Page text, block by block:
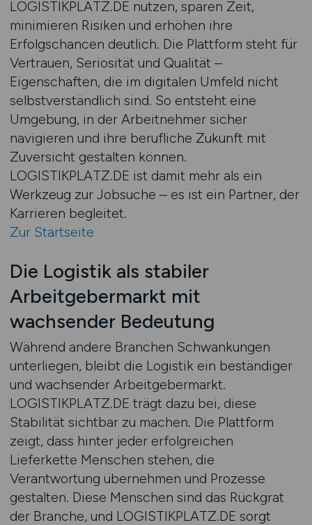
LOGISTIKPLATZ.DE nutzen, sparen Zeit,
minimieren Risiken und erhöhen ihre
Erfolgschancen deutlich. Die Plattform steht für
Vertrauen, Seriosität und Qualität –
Eigenschaften, die im digitalen Umfeld nicht
selbstverständlich sind. So entsteht eine
Umgebung, in der Arbeitnehmer sicher
navigieren und ihre berufliche Zukunft mit
Zuversicht gestalten können.
LOGISTIKPLATZ.DE ist damit mehr als ein
Werkzeug zur Jobsuche – es ist ein Partner, der
Karrieren begleitet.
Zur Startseite
Die Logistik als stabiler
Arbeitgebermarkt mit
wachsender Bedeutung
Während andere Branchen Schwankungen
unterliegen, bleibt die Logistik ein beständiger
und wachsender Arbeitgebermarkt.
LOGISTIKPLATZ.DE trägt dazu bei, diese
Stabilität sichtbar zu machen. Die Plattform
zeigt, dass hinter jeder erfolgreichen
Lieferkette Menschen stehen, die
Verantwortung übernehmen und Prozesse
gestalten. Diese Menschen sind das Rückgrat
der Branche, und LOGISTIKPLATZ.DE sorgt